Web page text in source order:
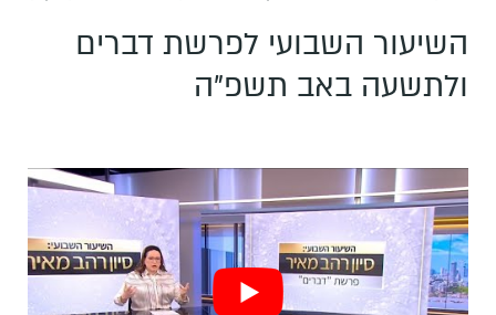
השיעור השבועי לפרשת דברים
ולתשעה באב תשפ"ה